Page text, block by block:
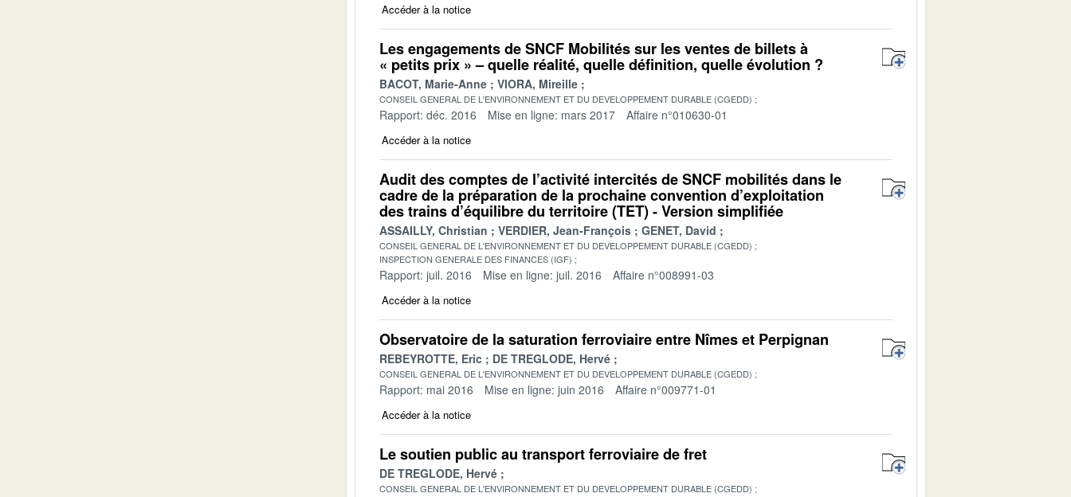
Accéder à la notice
Les engagements de SNCF Mobilités sur les ventes de billets à
« petits prix » – quelle réalité, quelle définition, quelle évolution ?
BACOT, Marie-Anne VIORA, Mireille
CONSEIL GENERAL DE L'ENVIRONNEMENT ET DU DEVELOPPEMENT DURABLE (CGEDD)
Rapport: déc. 2016 Mise en ligne: mars 2017 Affaire n°010630-01
Accéder à la notice
Audit des comptes de l’activité intercités de SNCF mobilités dans le
cadre de la préparation de la prochaine convention d’exploitation
des trains d’équilibre du territoire (TET) - Version simplifiée
ASSAILLY, Christian VERDIER, Jean-François GENET, David
CONSEIL GENERAL DE L'ENVIRONNEMENT ET DU DEVELOPPEMENT DURABLE (CGEDD)
INSPECTION GENERALE DES FINANCES (IGF)
Rapport: juil. 2016 Mise en ligne: juil. 2016 Affaire n°008991-03
Accéder à la notice
Observatoire de la saturation ferroviaire entre Nîmes et Perpignan
REBEYROTTE, Eric DE TREGLODE, Hervé
CONSEIL GENERAL DE L'ENVIRONNEMENT ET DU DEVELOPPEMENT DURABLE (CGEDD)
Rapport: mai 2016 Mise en ligne: juin 2016 Affaire n°009771-01
Accéder à la notice
Le soutien public au transport ferroviaire de fret
DE TREGLODE, Hervé
CONSEIL GENERAL DE L'ENVIRONNEMENT ET DU DEVELOPPEMENT DURABLE (CGEDD)